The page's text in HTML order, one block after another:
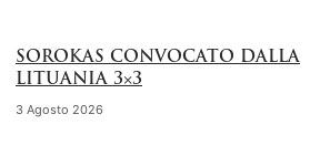
SOROKAS CONVOCATO DALLA
LITUANIA 3×3
3 Agosto 2026